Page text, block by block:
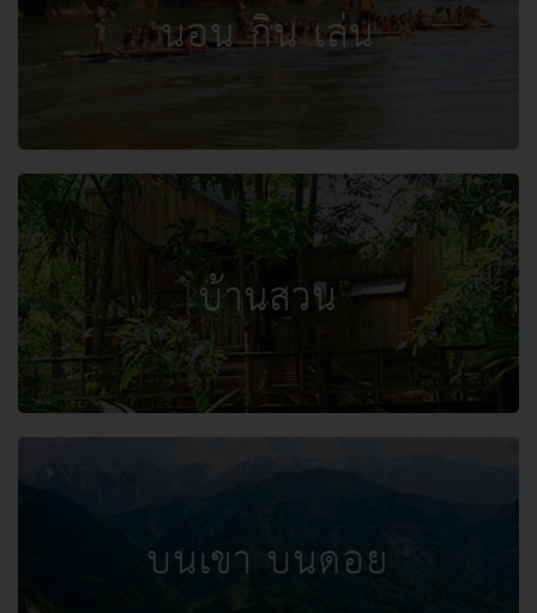
นอน กิน เล่น
บ้านสวน
บนเขา บนดอย